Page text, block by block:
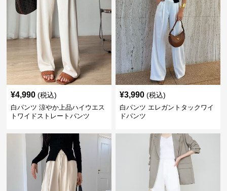
¥4,990 (税込)
白パンツ 涼やか上品ハイウエス
トワイドストレートパンツ
¥3,990 (税込)
白パンツ エレガントタックワイ
ドパンツ